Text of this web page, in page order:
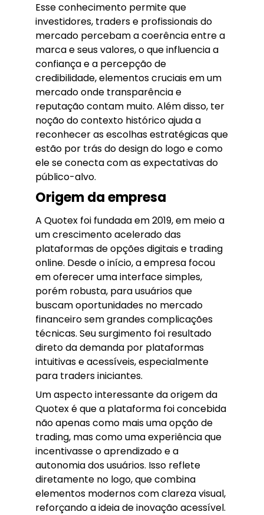
Esse conhecimento permite que
investidores, traders e profissionais do
mercado percebam a coerência entre a
marca e seus valores, o que influencia a
confiança e a percepção de
credibilidade, elementos cruciais em um
mercado onde transparência e
reputação contam muito. Além disso, ter
noção do contexto histórico ajuda a
reconhecer as escolhas estratégicas que
estão por trás do design do logo e como
ele se conecta com as expectativas do
público-alvo.
Origem da empresa
A Quotex foi fundada em 2019, em meio a
um crescimento acelerado das
plataformas de opções digitais e trading
online. Desde o início, a empresa focou
em oferecer uma interface simples,
porém robusta, para usuários que
buscam oportunidades no mercado
financeiro sem grandes complicações
técnicas. Seu surgimento foi resultado
direto da demanda por plataformas
intuitivas e acessíveis, especialmente
para traders iniciantes.
Um aspecto interessante da origem da
Quotex é que a plataforma foi concebida
não apenas como mais uma opção de
trading, mas como uma experiência que
incentivasse o aprendizado e a
autonomia dos usuários. Isso reflete
diretamente no logo, que combina
elementos modernos com clareza visual,
reforçando a ideia de inovação acessível.